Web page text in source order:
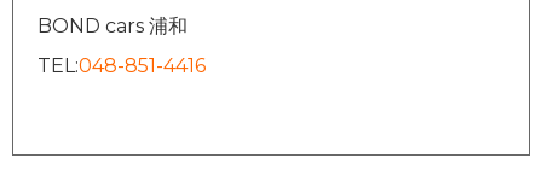
BOND cars 浦和
TEL:048-851-4416